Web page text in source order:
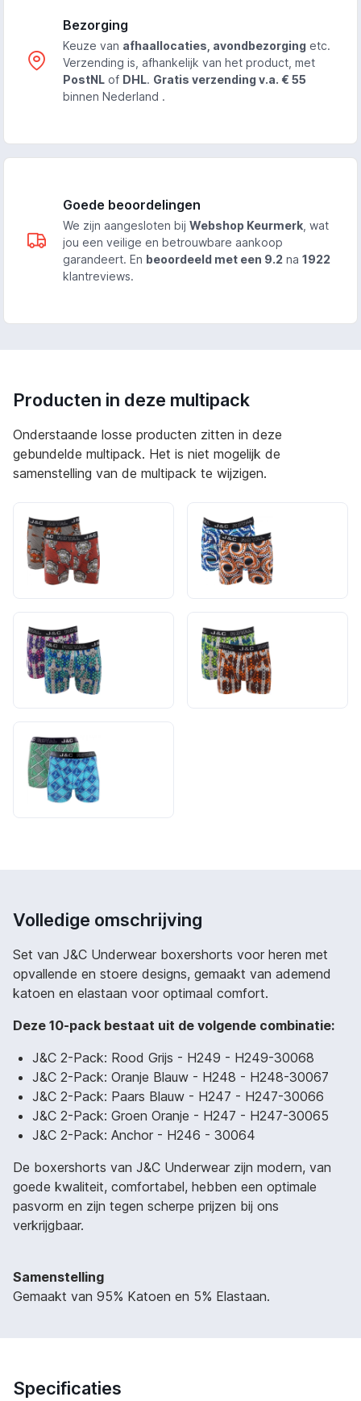
Bezorging
Keuze van afhaallocaties, avondbezorging etc.
Verzending is, afhankelijk van het product, met
PostNL of DHL. Gratis verzending v.a. € 55
binnen Nederland .
Goede beoordelingen
We zijn aangesloten bij Webshop Keurmerk , wat
jou een veilige en betrouwbare aankoop
garandeert. En beoordeeld met een 9.2 na 1922
klantreviews.
Producten in deze multipack
Onderstaande losse producten zitten in deze
gebundelde multipack. Het is niet mogelijk de
samenstelling van de multipack te wijzigen.
Volledige omschrijving
Set van J&C Underwear boxershorts voor heren met
opvallende en stoere designs, gemaakt van ademend
katoen en elastaan voor optimaal comfort.
Deze 10-pack bestaat uit de volgende combinatie:
J&C 2-Pack: Rood Grijs - H249 - H249-30068
J&C 2-Pack: Oranje Blauw - H248 - H248-30067
J&C 2-Pack: Paars Blauw - H247 - H247-30066
J&C 2-Pack: Groen Oranje - H247 - H247-30065
J&C 2-Pack: Anchor - H246 - 30064
De boxershorts van J&C Underwear zijn modern, van
goede kwaliteit, comfortabel, hebben een optimale
pasvorm en zijn tegen scherpe prijzen bij ons
verkrijgbaar.
Samenstelling
Gemaakt van 95% Katoen en 5% Elastaan.
Specificaties